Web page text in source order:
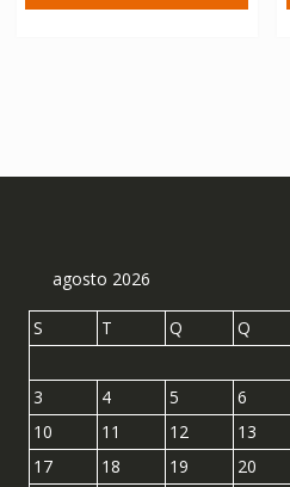
agosto 2026
S T Q Q
3
4 5 6
10
11 12 13
17
18 19 20